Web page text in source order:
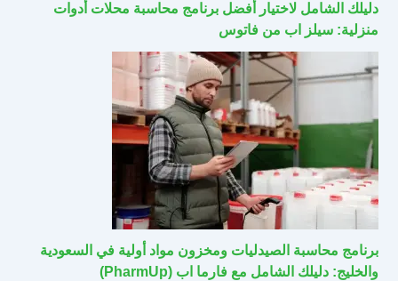
دليلك الشامل لاختيار أفضل برنامج محاسبة محلات أدوات
منزلية: سيلز اب من فاتوس
برنامج محاسبة الصيدليات ومخزون مواد أولية في السعودية
والخليج: دليلك الشامل مع فارما اب (PharmUp)